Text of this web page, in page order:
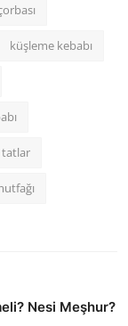
küşleme kebabı
tatlar
Nesi Meşhur?